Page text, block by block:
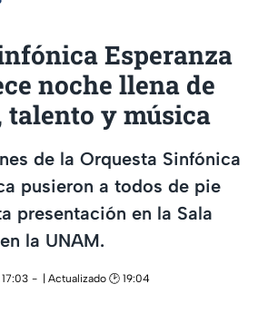
Esperanza
noche llena de
talento y música
de la Orquesta Sinfónica
pusieron a todos de pie
presentación en la Sala
la UNAM.
| Actualizado 🕑 19:04